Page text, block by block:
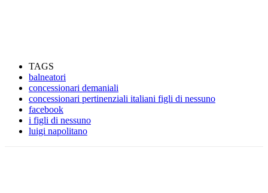
TAGS
balneatori
concessionari demaniali
concessionari pertinenziali italiani figli di nessuno
facebook
i figli di nessuno
luigi napolitano